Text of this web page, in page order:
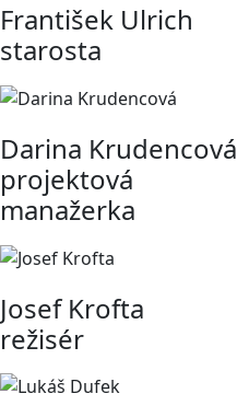
František Ulrich
starosta
Darina Krudencová
projektová
manažerka
Josef Krofta
režisér